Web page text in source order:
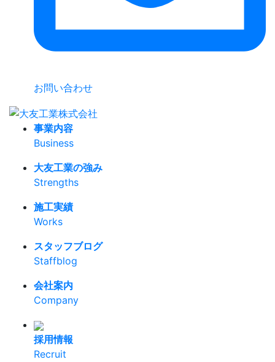
お問い合わせ
事業内容
Business
大友工業の強み
Strengths
施工実績
Works
スタッフブログ
Staffblog
会社案内
Company
採用情報
Recruit